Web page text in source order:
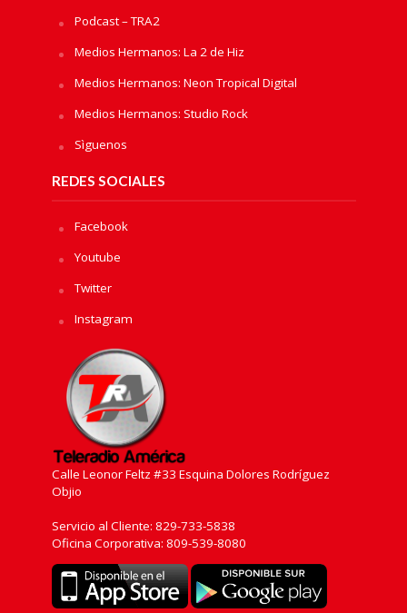
Podcast – TRA2
Medios Hermanos: La 2 de Hiz
Medios Hermanos: Neon Tropical Digital
Medios Hermanos: Studio Rock
Sìguenos
REDES SOCIALES
Facebook
Youtube
Twitter
Instagram
Calle Leonor Feltz #33 Esquina Dolores Rodríguez
Objio
Servicio al Cliente: 829-733-5838
Oficina Corporativa: 809-539-8080